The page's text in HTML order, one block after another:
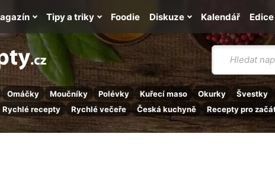
Vyhledávání
Omáčky Moučníky Polévky Kuřecí maso Okurky Švestky
Rychlé recepty Rychlé večeře Česká kuchyně Recepty pro
Tipy a triky Kalendář
Foodie Diskuze Edice